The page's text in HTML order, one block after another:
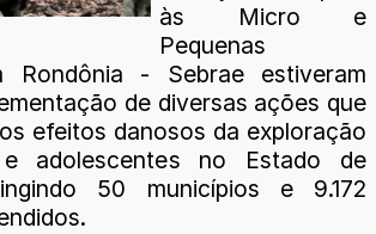
às Micro e
Pequenas
Rondônia - Sebrae estiveram
de diversas ações que
efeitos danosos da exploração
adolescentes no Estado de
50 municípios e 9.172